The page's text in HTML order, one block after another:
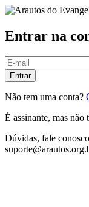
Entrar na
Entrar
Não tem uma conta?
É assinante, mas não
Dúvidas, fale